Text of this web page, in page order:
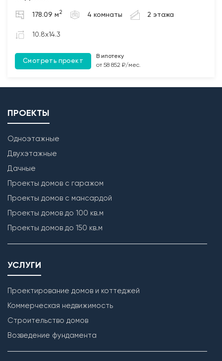
участков между плит перекрытия (при наличии);
обработкой Биозащитным составом.
Лестница
178.09 м 2 4 комнаты 2 этажа
10.8x14.3
Смотреть проект
В ипотеку
от 58 852 ₽/мес.
ПРОЕКТЫ
Одноэтажные
Двухэтажные
Дачные
Проекты домов с гаражом
Проекты домов с мансардой
Проекты домов до 100 кв.м
Проекты домов до 150 кв.м
УСЛУГИ
Проектирование домов и коттеджей
Коммерческая недвижимость
Строительство домов
Возведение фундамента